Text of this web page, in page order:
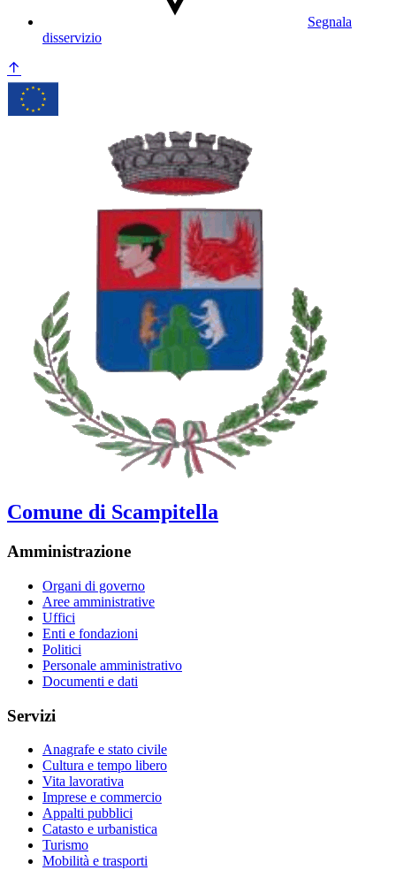
Segnala
disservizio
Comune di Scampitella
Amministrazione
Organi di governo
Aree amministrative
Uffici
Enti e fondazioni
Politici
Personale amministrativo
Documenti e dati
Servizi
Anagrafe e stato civile
Cultura e tempo libero
Vita lavorativa
Imprese e commercio
Appalti pubblici
Catasto e urbanistica
Turismo
Mobilità e trasporti